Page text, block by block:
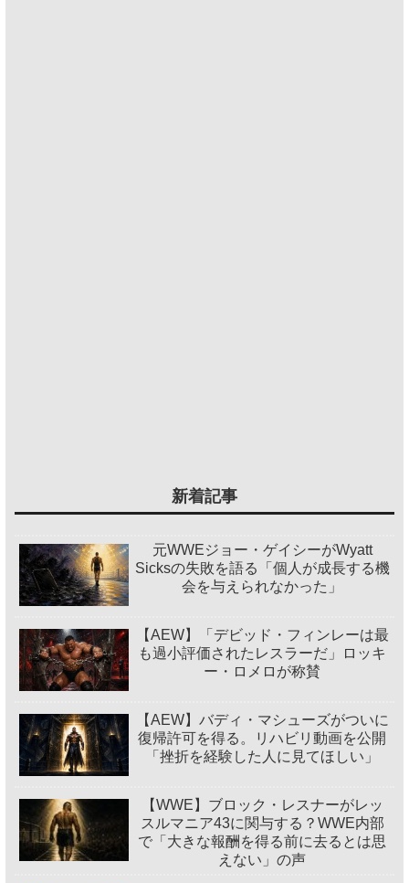
新着記事
元WWEジョー・ゲイシーがWyatt
Sicksの失敗を語る「個人が成長する機
会を与えられなかった」
【AEW】「デビッド・フィンレーは最
も過小評価されたレスラーだ」ロッキ
ー・ロメロが称賛
【AEW】バディ・マシューズがついに
復帰許可を得る。リハビリ動画を公開
「挫折を経験した人に見てほしい」
【WWE】ブロック・レスナーがレッ
スルマニア43に関与する？WWE内部
で「大きな報酬を得る前に去るとは思
えない」の声